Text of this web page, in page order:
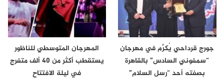
جورج قرداحي يُكرَّم في مهرجان
“سمفوني السادس” بالقاهرة
بصفته أحد “رسل السلام”
المهرجان المتوسطي للناظور
يستقطب أكثر من 40 ألف متفرج
في ليلة الافتتاح